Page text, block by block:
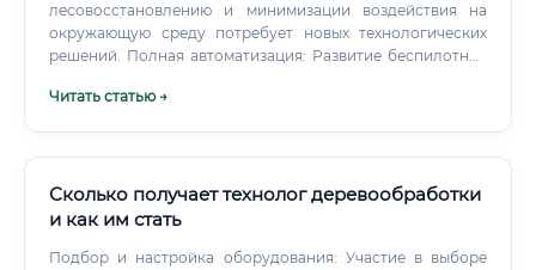
на должность инженера-технолога ЦБП потребуется
следующий пакет документов: Как быстро можно
освоить профессию ⚠️ Скорость освоения профессии
какие курсы выбрать ✅ Профессиональное образование
Кирова (СПбГЛТУ) 🎓 Северный (Арктический)
федеральный университет (САФУ, Архангельск) 🎓
Казанский национальный исследовательский
лесовосстановлению и минимизации воздействия на
окружающую среду потребует новых технологических
решений. Полная автоматизация: Развитие беспилотных
будет управлять удаленно. Ключевые навыки для
Читать статью →
Сколько получает технолог деревообработки
и как им стать
Подбор и настройка оборудования: Участие в выборе